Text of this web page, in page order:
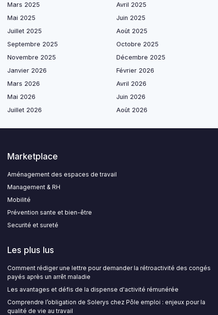
Mars 2025
Avril 2025
Mai 2025
Juin 2025
Juillet 2025
Août 2025
Septembre 2025
Octobre 2025
Novembre 2025
Décembre 2025
Janvier 2026
Février 2026
Mars 2026
Avril 2026
Mai 2026
Juin 2026
Juillet 2026
Août 2026
Marketplace
Aménagement des espaces de travail
Management & RH
Mobilité
Prévention sante et bien-être
Securité et sureté
Les plus lus
Comment rédiger une lettre pour demander la rétroactivité des congés
payés après un arrêt maladie
Les avantages et défis de la dispense d'activité rémunérée
Comprendre l’obligation de Solerys chez Pôle emploi : enjeux pour la
qualité de vie au travail